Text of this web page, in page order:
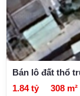
Bán lô đất thổ
1.84 tỷ
308 m²